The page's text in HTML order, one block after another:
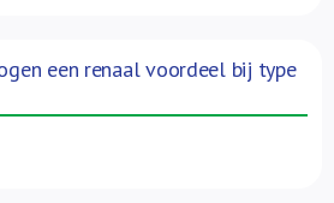
een renaal voordeel bij type